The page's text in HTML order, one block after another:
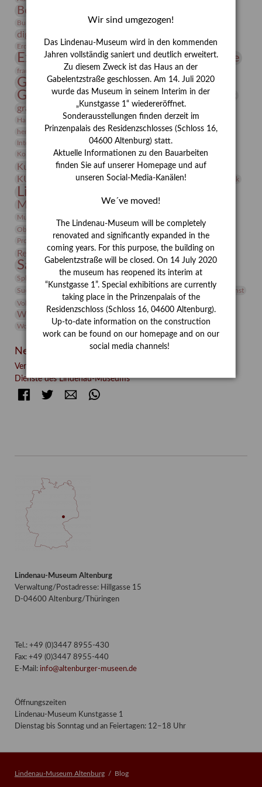
Bernhard August von Lindenau
Burg Posterstein Conrad Felixmüller Depot
digitallabor
Erdmann Julius Dietrich
Erlebnisportal estrusker Exlibris
Expressionismus Festrede Florenz Fotografie
frauen Frauen in der Antike und heute
Gerhard-Altenbourg-Preis
Gerhard Altenbourg
Gerhard Kurt Müller
grafische sammlung griechische Mythologie
Hanns-Conon von der Gabelentz Heinrich Kirchhoff Heldinnen
herman de vries Humboldt
Insekten
Integriertes Schädlingsmanagement
Italien Jahresempfang
Kolosseum
Kooperationsausstellung Korkmodelle Kunst
Kunstmuseum Kunstvermittlung Kunst von Kühl
KUNSTWAND Kurs Künstler Künstlerin Lehmbruck
Lindenau-Museum
Museumsgeschichte Museumsnacht
Museumspädagogik Natur
Objekt im Fokus
Phelloplastik
Pohlhof
Provenienz
Provenienzforschung
Restaurierung Rudi Lesser Ruth Wolf-Rehfeld
Sammlung Samstagszeichner Skulptur
Sonderausstellung
Sphinx
studio Studio Bildende Kunst
Suermondt-Ludwig-Museum
Vermittlung
Videokunst
Volontariat
Walter Rheiner Werefkin
Werkbetrachtung Winter Wissenschaft
Wolf and Dog
Wolf und Hund
Zirkuswoche
Neueste Beiträge
Verschenkt, verkauft, vergessen? – Kunstdetektivinnen im
Dienste des Lindenau-Museums
FacebookTwitter E-mail
Lindenau-Museum Altenburg
Verwaltung/Postadresse: Hillgasse 15
D-04600 Altenburg/Thüringen
Tel.: +49 (0)3447 8955-430
Fax: +49 (0)3447 8955-440
E-Mail: info@altenburger-museen.de
Öffnungszeiten
Lindenau-Museum Kunstgasse 1
Dienstag bis Sonntag und an Feiertagen: 12–18 Uhr
Lindenau-Museum Altenburg Blog
Wir sind umgezogen!
Das Lindenau-Museum wird in den kommenden
Jahren vollständig saniert und deutlich erweitert.
Zu diesem Zweck ist das Haus an der
Gabelentzstraße geschlossen. Am 14. Juli 2020
wurde das Museum in seinem Interim in der
„Kunstgasse 1“ wiedereröffnet.
Sonderausstellungen finden derzeit im
Prinzenpalais des Residenzschlosses (Schloss 16,
04600 Altenburg) statt.
Aktuelle Informationen zu den Bauarbeiten
finden Sie auf unserer Homepage und auf
unseren Social-Media-Kanälen!
We´ve moved!
The Lindenau-Museum will be completely
renovated and significantly expanded in the
coming years. For this purpose, the building on
Gabelentzstraße will be closed. On 14 July 2020
the museum has reopened its interim at
“Kunstgasse 1”. Special exhibitions are currently
taking place in the Prinzenpalais of the
Residenzschloss (Schloss 16, 04600 Altenburg).
Up-to-date information on the construction
work can be found on our homepage and on our
social media channels!